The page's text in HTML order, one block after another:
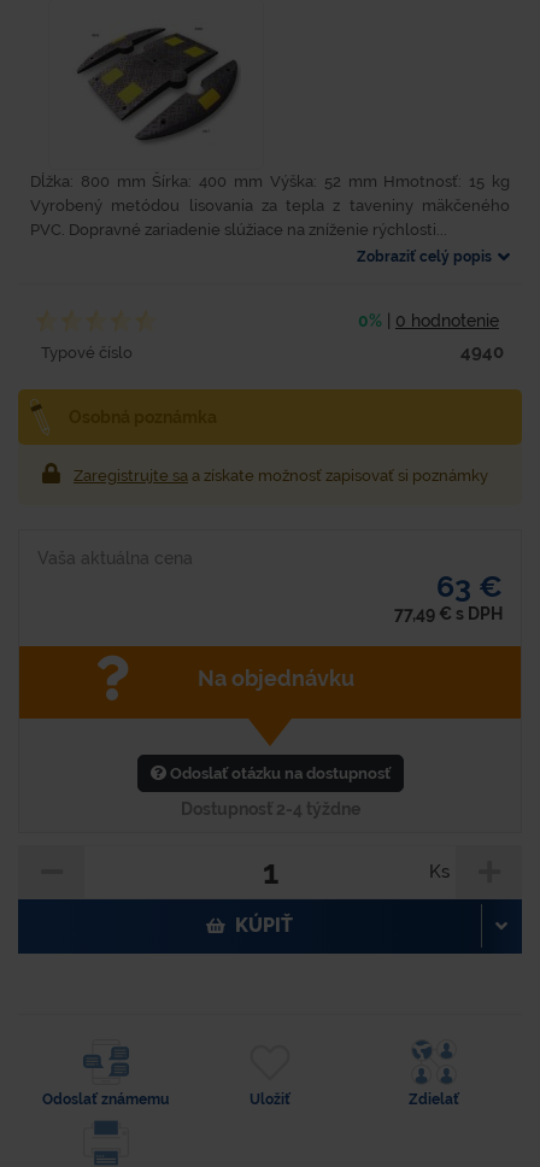
Dĺžka: 800 mm Šírka: 400 mm Výška: 52 mm Hmotnosť: 15 kg
Vyrobený metódou lisovania za tepla z taveniny mäkčeného
PVC. Dopravné zariadenie slúžiace na zníženie rýchlosti...
Zobraziť celý popis
0% 0 hodnotenie
Typové číslo 4940
Zaregistrujte sa a získate možnosť zapisovať si poznámky
Vaša aktuálna cena
63 €
77,49 € s DPH
Na objednávku
Odoslať otázku na dostupnosť
Dostupnosť 2-4 týždne
Ks
KÚPIŤ
Odoslať známemu Uložiť Zdielať